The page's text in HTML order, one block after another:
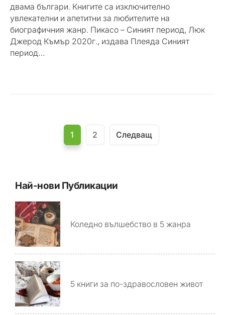
двама българи. Книгите са изключително
увлекателни и апетитни за любителите на
биографичния жанр. Пикасо – Синият период, Люк
Джерод Къмър 2020г., издава Плеяда Синият
период…
1 2 Следващ
Най-нови Публикации
Коледно вълшебство в 5 жанра
5 книги за по-здравословен живот